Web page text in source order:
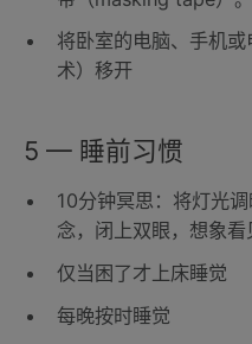
将卧室的电脑、手机
术）移开
5 — 睡前习惯
10分钟冥思：将灯光
念，闭上双眼，想象看
仅当困了才上床睡觉
每晚按时睡觉